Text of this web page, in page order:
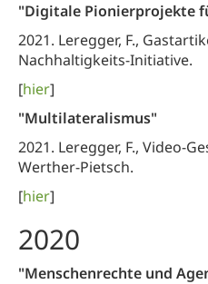
"Digitale Pionierprojekte
2021. Leregger, F.,
Nachhaltigkeits-Initiative.
[hier]
"Multilateralismus"
2021. Leregger, F., Video-
Werther-Pietsch.
[hier]
2020
"Menschenrechte und